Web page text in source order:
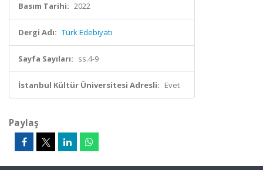
Basım Tarihi: 2022
Dergi Adı: Türk Edebiyatı
Sayfa Sayıları: ss.4-9
İstanbul Kültür Üniversitesi Adresli: Evet
Paylaş